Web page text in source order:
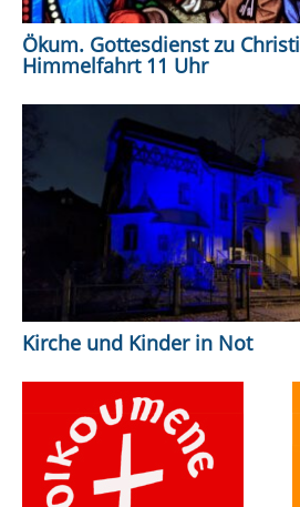
Ökum. Gottesdienst zu Christi
Himmelfahrt 11 Uhr
Kirche und Kinder in Not